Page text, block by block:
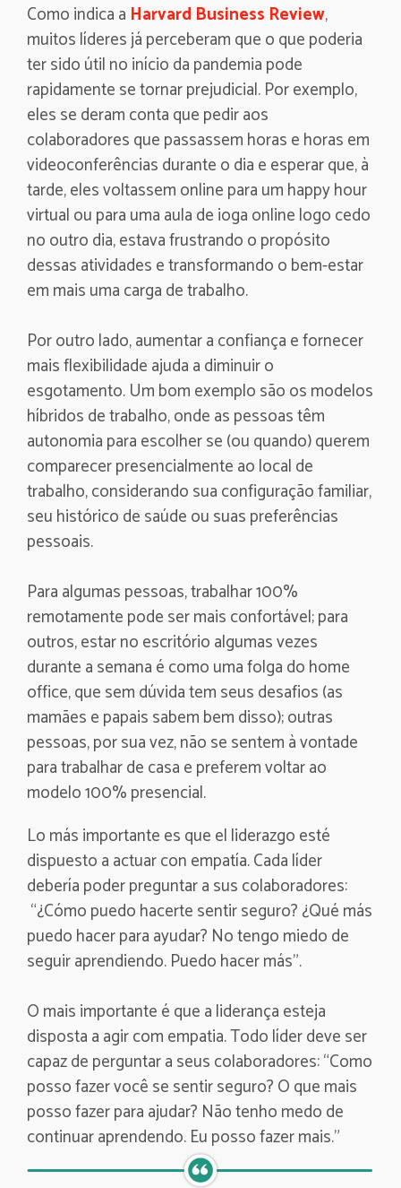
Como indica a Harvard Business Review,
muitos líderes já perceberam que o que poderia
ter sido útil no início da pandemia pode
rapidamente se tornar prejudicial. Por exemplo,
eles se deram conta que pedir aos
colaboradores que passassem horas e horas em
videoconferências durante o dia e esperar que, à
tarde, eles voltassem online para um happy hour
virtual ou para uma aula de ioga online logo cedo
no outro dia, estava frustrando o propósito
dessas atividades e transformando o bem-estar
em mais uma carga de trabalho.
Por outro lado, aumentar a confiança e fornecer
mais flexibilidade ajuda a diminuir o
esgotamento. Um bom exemplo são os modelos
híbridos de trabalho, onde as pessoas têm
autonomia para escolher se (ou quando) querem
comparecer presencialmente ao local de
trabalho, considerando sua configuração familiar,
seu histórico de saúde ou suas preferências
pessoais.
Para algumas pessoas, trabalhar 100%
remotamente pode ser mais confortável; para
outros, estar no escritório algumas vezes
durante a semana é como uma folga do home
office, que sem dúvida tem seus desafios (as
mamães e papais sabem bem disso); outras
pessoas, por sua vez, não se sentem à vontade
para trabalhar de casa e preferem voltar ao
modelo 100% presencial.
Lo más importante es que el liderazgo esté
dispuesto a actuar con empatía. Cada líder
debería poder preguntar a sus colaboradores:
“¿Cómo puedo hacerte sentir seguro? ¿Qué más
puedo hacer para ayudar? No tengo miedo de
seguir aprendiendo. Puedo hacer más”.
O mais importante é que a liderança esteja
disposta a agir com empatia. Todo líder deve ser
capaz de perguntar a seus colaboradores: “Como
posso fazer você se sentir seguro? O que mais
posso fazer para ajudar? Não tenho medo de
continuar aprendendo. Eu posso fazer mais."